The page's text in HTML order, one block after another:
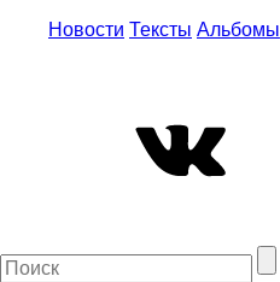
Новости Тексты Альбомы